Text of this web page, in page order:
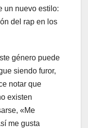
un nuevo estilo:
del rap en los
género puede
siendo furor,
notar que
existen
«Me
me gusta